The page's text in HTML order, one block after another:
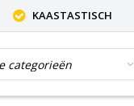
KAASTASTISCH